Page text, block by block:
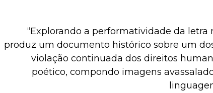
“Explorando a performatividade da letra
produz um documento histórico sobre um
violação continuada dos direitos
poético, compondo imagens